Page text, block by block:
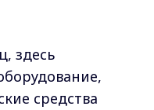
здесь
средства